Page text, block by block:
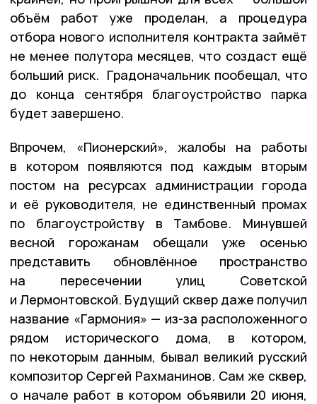
объём работ уже проделан, а процедура
отбора нового исполнителя контракта займёт
не менее полутора месяцев, что создаст ещё
больший риск. Градоначальник пообещал, что
до конца сентября благоустройство парка
будет завершено.
Впрочем, «Пионерский», жалобы на работы
в котором появляются под каждым вторым
постом на ресурсах администрации города
и её руководителя, не единственный промах
по благоустройству в Тамбове. Минувшей
весной горожанам обещали уже осенью
представить обновлённое пространство
на пересечении улиц Советской
и Лермонтовской. Будущий сквер даже получил
название «Гармония» — из-за расположенного
рядом исторического дома, в котором,
по некоторым данным, бывал великий русский
композитор Сергей Рахманинов. Сам же сквер,
о начале работ в котором объявили 20 июня,